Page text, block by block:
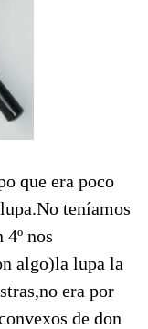
que era poco
teníamos
nos
algo)la lupa la
era por
de don